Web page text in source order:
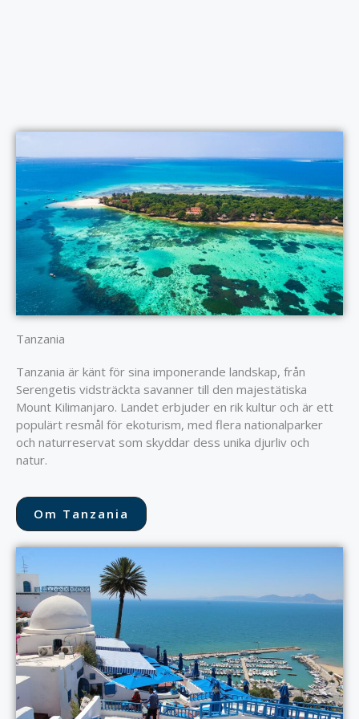
Tanzania
Tanzania är känt för sina imponerande landskap, från
Serengetis vidsträckta savanner till den majestätiska
Mount Kilimanjaro. Landet erbjuder en rik kultur och är ett
populärt resmål för ekoturism, med flera nationalparker
och naturreservat som skyddar dess unika djurliv och
natur.
Om Tanzania